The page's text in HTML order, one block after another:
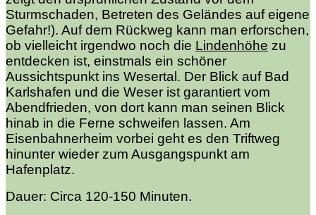
Sturmschaden, Betreten des Geländes auf eigene
Gefahr!). Auf dem Rückweg kann man erforschen,
ob vielleicht irgendwo noch die Lindenhöhe zu
entdecken ist, einstmals ein schöner
Aussichtspunkt ins Wesertal. Der Blick auf Bad
Karlshafen und die Weser ist garantiert vom
Abendfrieden, von dort kann man seinen Blick
hinab in die Ferne schweifen lassen. Am
Eisenbahnerheim vorbei geht es den Triftweg
hinunter wieder zum Ausgangspunkt am
Hafenplatz.
Dauer: Circa 120-150 Minuten.